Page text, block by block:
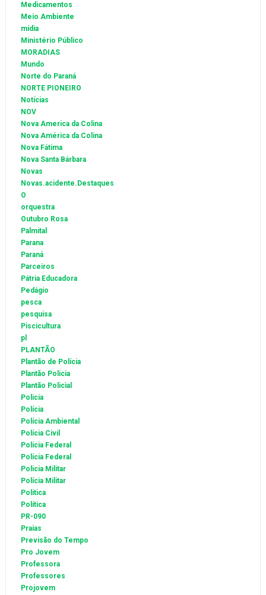
Medicamentos
Meio Ambiente
mídia
Ministério Público
MORADIAS
Mundo
Norte do Paraná
NORTE PIONEIRO
Notícias
NOV
Nova America da Colina
Nova América da Colina
Nova Fátima
Nova Santa Bárbara
Novas
Novas.acidente.Destaques
O
orquestra
Outubro Rosa
Palmital
Parana
Paraná
Parceiros
Pátria Educadora
Pedágio
pesca
pesquisa
Piscicultura
pl
PLANTÃO
Plantão de Polícia
Plantão Policia
Plantão Policial
Policia
Polícia
Polícia Ambiental
Polícia Civil
Policia Federal
Polícia Federal
Policia Militar
Polícia Militar
Politica
Política
PR-090
Praias
Previsão do Tempo
Pro Jovem
Professora
Professores
Projovem